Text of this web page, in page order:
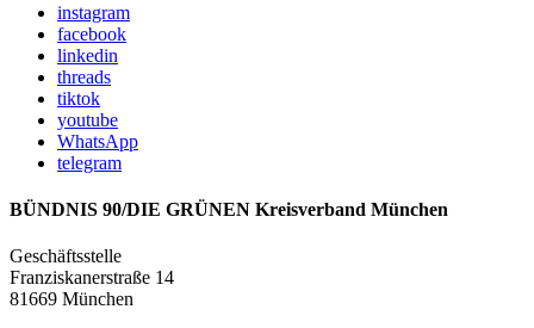
instagram
facebook
linkedin
threads
tiktok
youtube
WhatsApp
telegram
BÜNDNIS 90/DIE GRÜNEN Kreisverband München
Geschäftsstelle
Franziskanerstraße 14
81669 München